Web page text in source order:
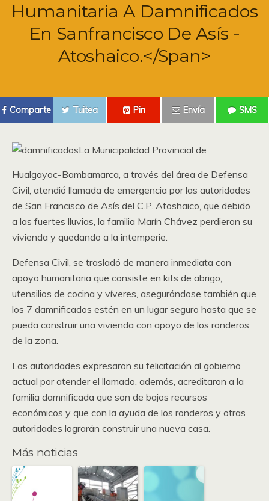
Humanitaria A Damnificados
En Sanfrancisco De Asís -
Atoshaico.</span>
Comparte Tuitea Pin Envía SMS
La Municipalidad Provincial de
Hualgayoc-Bambamarca, a través del área de Defensa
Civil, atendió llamada de emergencia por las autoridades
de San Francisco de Asís del C.P. Atoshaico, que debido
a las fuertes lluvias, la familia Marín Chávez perdieron su
vivienda y quedando a la intemperie.
Defensa Civil, se trasladó de manera inmediata con
apoyo humanitaria que consiste en kits de abrigo,
utensilios de cocina y víveres, asegurándose también que
los 7 damnificados estén en un lugar seguro hasta que se
pueda construir una vivienda con apoyo de los ronderos
de la zona.
Las autoridades expresaron su felicitación al gobierno
actual por atender el llamado, además, acreditaron a la
familia damnificada que son de bajos recursos
económicos y que con la ayuda de los ronderos y otras
autoridades lograrán construir una nueva casa.
Más noticias